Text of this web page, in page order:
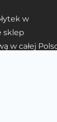
w
sklep
w całej